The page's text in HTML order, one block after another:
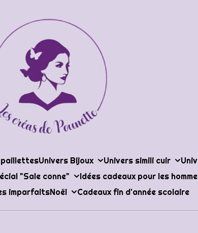
Univers Bijoux Univers simili cuir
"Sale conne" Idées cadeaux pour les
imparfaitsNoël Cadeaux fin d'année scolaire